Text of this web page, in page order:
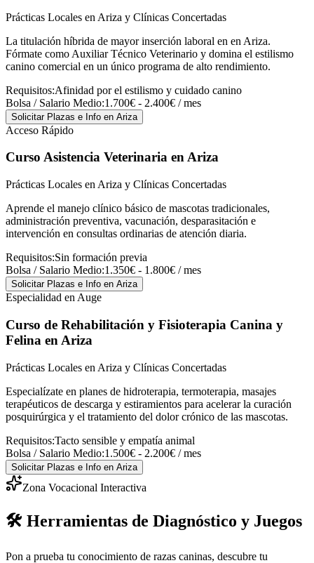
Prácticas Locales en Ariza y Clínicas Concertadas
La titulación híbrida de mayor inserción laboral en en Ariza.
Fórmate como Auxiliar Técnico Veterinario y domina el estilismo
canino comercial en un único programa de alto rendimiento.
Requisitos:Afinidad por el estilismo y cuidado canino
Bolsa / Salario Medio:1.700€ - 2.400€ / mes
Solicitar Plazas e Info en Ariza
Acceso Rápido
Curso Asistencia Veterinaria en Ariza
Prácticas Locales en Ariza y Clínicas Concertadas
Aprende el manejo clínico básico de mascotas tradicionales,
administración preventiva, vacunación, desparasitación e
intervención en consultas ordinarias de atención diaria.
Requisitos:Sin formación previa
Bolsa / Salario Medio:1.350€ - 1.800€ / mes
Solicitar Plazas e Info en Ariza
Especialidad en Auge
Curso de Rehabilitación y Fisioterapia Canina y
Felina en Ariza
Prácticas Locales en Ariza y Clínicas Concertadas
Especialízate en planes de hidroterapia, termoterapia, masajes
terapéuticos de descarga y estiramientos para acelerar la curación
posquirúrgica y el tratamiento del dolor crónico de las mascotas.
Requisitos:Tacto sensible y empatía animal
Bolsa / Salario Medio:1.500€ - 2.200€ / mes
Solicitar Plazas e Info en Ariza
Zona Vocacional Interactiva
🛠️ Herramientas de Diagnóstico y Juegos
Pon a prueba tu conocimiento de razas caninas, descubre tu